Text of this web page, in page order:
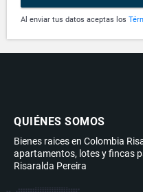
Al enviar tus datos aceptas los
QUIÉNES SOMOS
Bienes raices en Colombia
apartamentos, lotes y fincas
Risaralda Pereira